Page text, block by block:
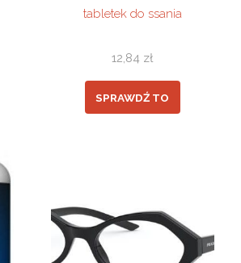
tabletek do ssania
12,84 zł
SPRAWDŹ TO